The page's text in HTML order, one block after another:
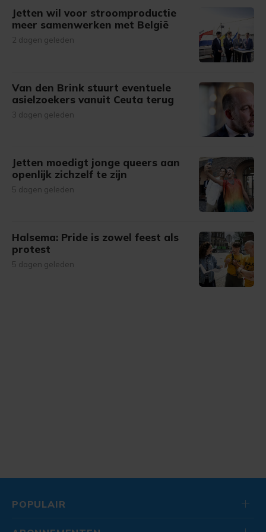
Jetten wil voor stroomproductie
meer samenwerken met België
2 dagen geleden
Van den Brink stuurt eventuele
asielzoekers vanuit Ceuta terug
3 dagen geleden
Jetten moedigt jonge queers aan
openlijk zichzelf te zijn
5 dagen geleden
Halsema: Pride is zowel feest als
protest
5 dagen geleden
POPULAIR